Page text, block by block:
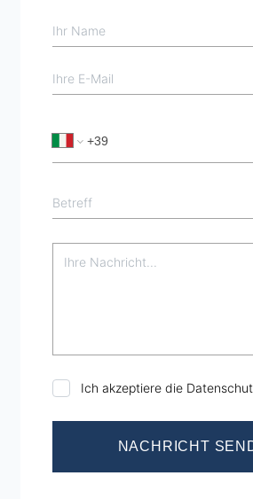
Ich akzeptiere die
NACHRICHT